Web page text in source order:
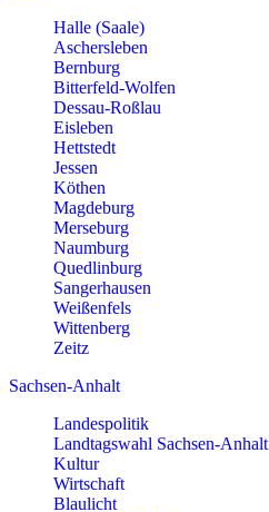
Halle (Saale)
Aschersleben
Bernburg
Bitterfeld-Wolfen
Dessau-Roßlau
Eisleben
Hettstedt
Jessen
Köthen
Magdeburg
Merseburg
Naumburg
Quedlinburg
Sangerhausen
Weißenfels
Wittenberg
Zeitz
Sachsen-Anhalt
Landespolitik
Landtagswahl Sachsen-Anhalt
Kultur
Wirtschaft
Blaulicht